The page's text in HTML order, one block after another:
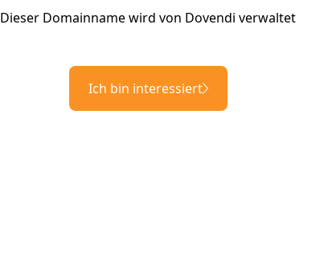
Dieser Domainname wird von Dovendi verwaltet
Ich bin interessiert